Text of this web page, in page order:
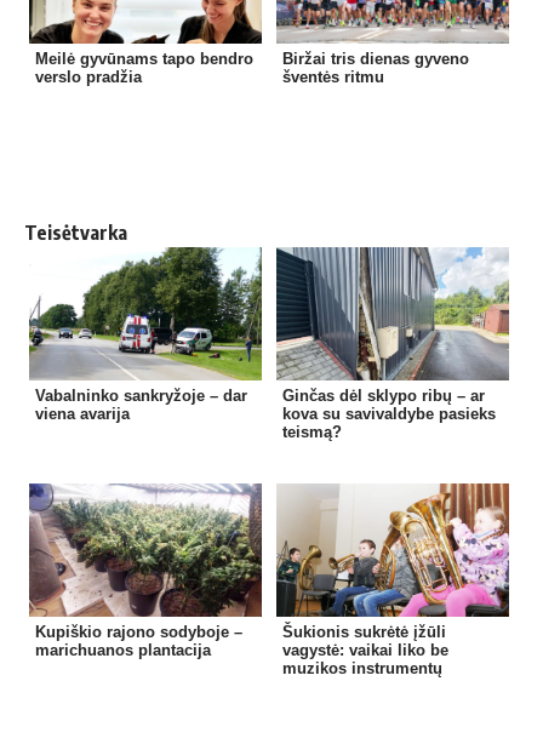
Meilė gyvūnams tapo bendro
verslo pradžia
Biržai tris dienas gyveno
šventės ritmu
Teisėtvarka
Vabalninko sankryžoje – dar
viena avarija
Ginčas dėl sklypo ribų – ar
kova su savivaldybe pasieks
teismą?
Kupiškio rajono sodyboje –
marichuanos plantacija
Šukionis sukrėtė įžūli
vagystė: vaikai liko be
muzikos instrumentų